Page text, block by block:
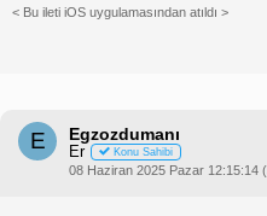
< Bu ileti iOS uygulamasından atıldı >
E Egzozdumanı
Er Konu Sahibi
08 Haziran 2025 Pazar 12:15:14